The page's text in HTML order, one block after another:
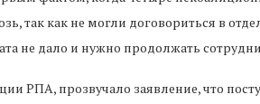
так как не могли договориться в
не дало и нужно продолжать
РПА, прозвучало заявление, что